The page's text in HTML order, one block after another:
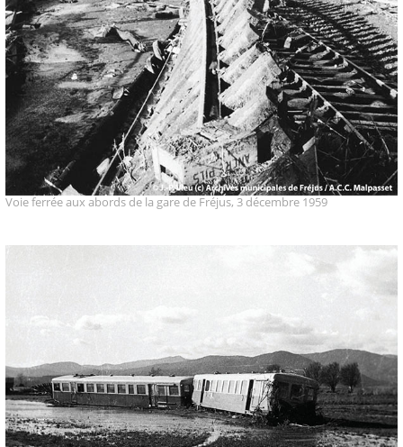
Voie ferrée aux abords de la gare de Fréjus, 3 décembre 1959